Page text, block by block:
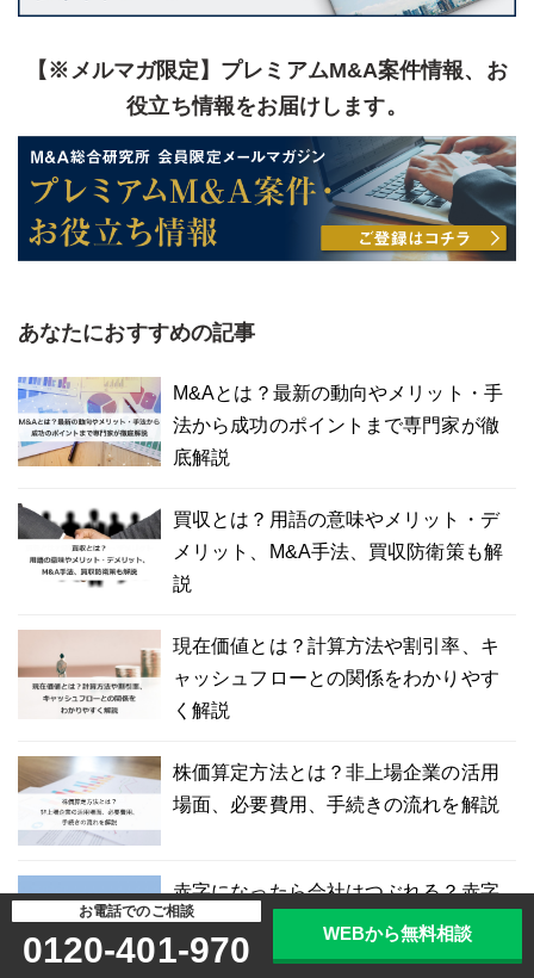
【※メルマガ限定】プレミアムM&A案件情報、お
役立ち情報をお届けします。
あなたにおすすめの記事
M&Aとは？最新の動向やメリット・手
法から成功のポイントまで専門家が徹
底解説
買収とは？用語の意味やメリット・デ
メリット、M&A手法、買収防衛策も解
説
現在価値とは？計算方法や割引率、キ
ャッシュフローとの関係をわかりやす
く解説
株価算定方法とは？非上場企業の活用
場面、必要費用、手続きの流れを解説
赤字になったら会社はつぶれる？赤字
経営のメリット・デメリット、赤字決
算について解説
お電話でのご相談
0120-401-970 WEBから無料相談